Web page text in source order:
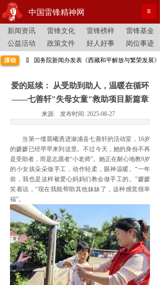
中国雷锋精神网
新闻资讯 雷锋文化 雷锋榜样
雷锋基金
公益活动
政策文件 好人好事 岗位事迹
滚动
走向全国 国务院新闻办发表《西藏和平解放与繁荣发展》
爱的延续： 从受助到助人，温暖在循环
——七善轩"失母女童"救助项目新篇章
来源: 发布时间: 2025-08-27
当第一缕晨曦洒进溆浦县七善轩的活动室，16岁
的媛媛已经早早来到这里。不过今天，她的身份不再
是受助者，而是志愿者“小老师”。她正在耐心地教9岁
的小女孩朵朵做手工，动作轻柔，眼神温暖。“一年
前，我也是这样被爱心妈妈们教会做手工的。”媛媛
笑着说，“现在我能帮助其他妹妹了，这种感觉很幸
福”。